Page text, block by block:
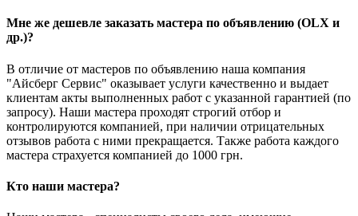
Мне же дешевле заказать мастера по объявлению (OLX и
др.)?
В отличие от мастеров по объявлению наша компания
"Айсберг Сервис" оказывает услуги качественно и выдает
клиентам акты выполненных работ с указанной гарантией (по
запросу). Наши мастера проходят строгий отбор и
контролируются компанией, при наличии отрицательных
отзывов работа с ними прекращается. Также работа каждого
мастера страхуется компанией до 1000 грн.
Кто наши мастера?